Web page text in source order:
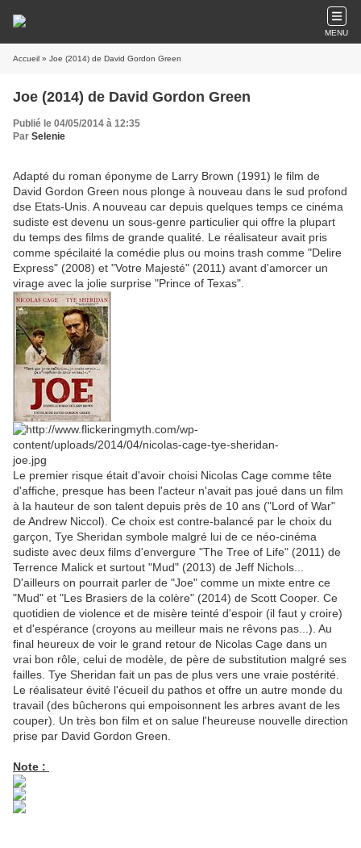
MENU
Accueil » Joe (2014) de David Gordon Green
Joe (2014) de David Gordon Green
Publié le 04/05/2014 à 12:35
Par Selenie
Adapté du roman éponyme de Larry Brown (1991) le film de
David Gordon Green nous plonge à nouveau dans le sud profond
dse Etats-Unis. A nouveau car depuis quelques temps ce cinéma
sudiste est devenu un sous-genre particulier qui offre la plupart
du temps des films de grande qualité. Le réalisateur avait pris
comme spécilaité la comédie plus ou moins trash comme "Delire
Express" (2008) et "Votre Majesté" (2011) avant d'amorcer un
virage avec la jolie surprise "Prince of Texas".
Le premier risque était d'avoir choisi Nicolas Cage comme tête
d'affiche, presque has been l'acteur n'avait pas joué dans un film
à la hauteur de son talent depuis près de 10 ans ("Lord of War"
de Andrew Niccol). Ce choix est contre-balancé par le choix du
garçon, Tye Sheridan symbole malgré lui de ce néo-cinéma
sudiste avec deux films d'envergure "The Tree of Life" (2011) de
Terrence Malick et surtout "Mud" (2013) de Jeff Nichols...
D'ailleurs on pourrait parler de "Joe" comme un mixte entre ce
"Mud" et "Les Brasiers de la colère" (2014) de Scott Cooper. Ce
quotidien de violence et de misère teinté d'espoir (il faut y croire)
et d'espérance (croyons au meilleur mais ne rêvons pas...). Au
final heureux de voir le grand retour de Nicolas Cage dans un
vrai bon rôle, celui de modèle, de père de substitution malgré ses
failles. Tye Sheridan fait un pas de plus vers une vraie postérité.
Le réalisateur évité l'écueil du pathos et offre un autre monde du
travail (des bûcherons qui empoisonnent les arbres avant de les
couper). Un très bon film et on salue l'heureuse nouvelle direction
prise par David Gordon Green.
Note :